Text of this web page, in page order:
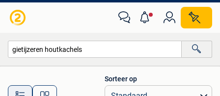
Alle afstanden…
Sorteer op